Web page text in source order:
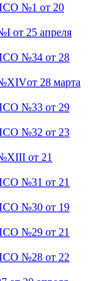
№1 от 20
от 25 апреля
№34 от 28
28 марта
№33 от 29
№32 от 23
от 21
№31 от 21
№30 от 19
№29 от 21
№28 от 22